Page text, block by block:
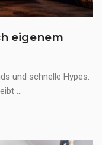
eigenem
und schnelle Hypes.
...